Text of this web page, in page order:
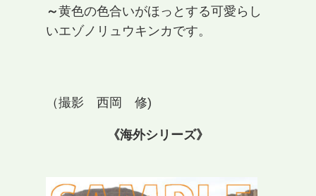
～黄色の色合いがほっとする可愛らし
いエゾノリュウキンカです。
（撮影 西岡 修)
《海外シリーズ》